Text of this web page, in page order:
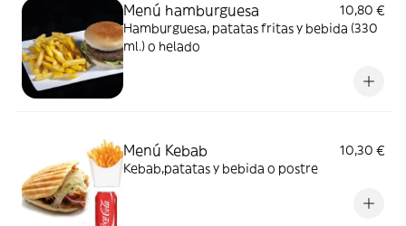
Menú hamburguesa
10,80 €
Hamburguesa, patatas fritas y bebida (330
ml.) o helado
Menú Kebab
10,30 €
Kebab,patatas y bebida o postre